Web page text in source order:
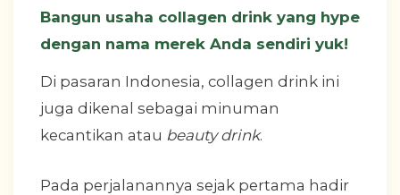
Bangun usaha collagen drink yang hype
dengan nama merek Anda sendiri yuk!
Di pasaran Indonesia, collagen drink ini
juga dikenal sebagai minuman
kecantikan atau beauty drink.
Pada perjalanannya sejak pertama hadir